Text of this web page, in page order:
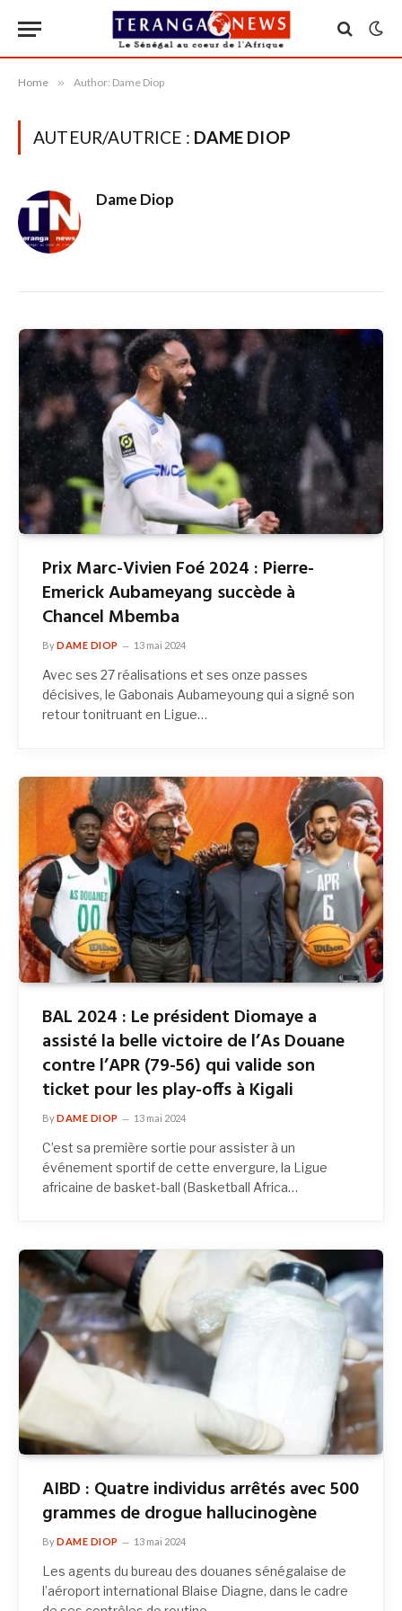
Home » Author: Dame Diop
AUTEUR/AUTRICE : DAME DIOP
Dame Diop
Prix Marc-Vivien Foé 2024 : Pierre-
Emerick Aubameyang succède à
Chancel Mbemba
ByDAME DIOP 13 mai 2024
Avec ses 27 réalisations et ses onze passes
décisives, le Gabonais Aubameyoung qui a signé son
retour tonitruant en Ligue…
BAL 2024 : Le président Diomaye a
assisté la belle victoire de l’As Douane
contre l’APR (79-56) qui valide son
ticket pour les play-offs à Kigali
ByDAME DIOP 13 mai 2024
C’est sa première sortie pour assister à un
événement sportif de cette envergure, la Ligue
africaine de basket-ball (Basketball Africa…
AIBD : Quatre individus arrêtés avec 500
grammes de drogue hallucinogène
ByDAME DIOP 13 mai 2024
Les agents du bureau des douanes sénégalaise de
l’aéroport international Blaise Diagne, dans le cadre